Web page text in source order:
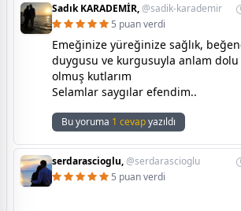
Sadık KARADEMİR,@sadik-karademir
5 puan verdi
Emeğinize yüreğinize sağlık,
duygusu ve kurgusuyla anlam
olmuş kutlarım
Selamlar saygılar efendim..
Bu yoruma 1 cevapyazıldı
serdarascioglu,@serdarascioglu
5 puan verdi